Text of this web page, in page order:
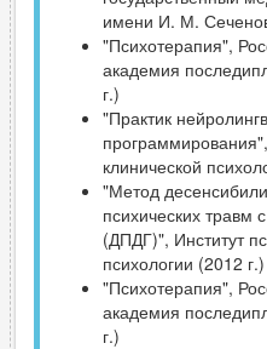
имени И. М.
"Психотерапия",
академия
г.)
"Практик
клинической
"Метод
психических
(ДПДГ)", Институт
психологии (2012 г.)
"Психотерапия",
академия
г.)